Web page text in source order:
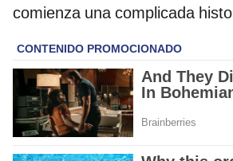
comienza una complicada